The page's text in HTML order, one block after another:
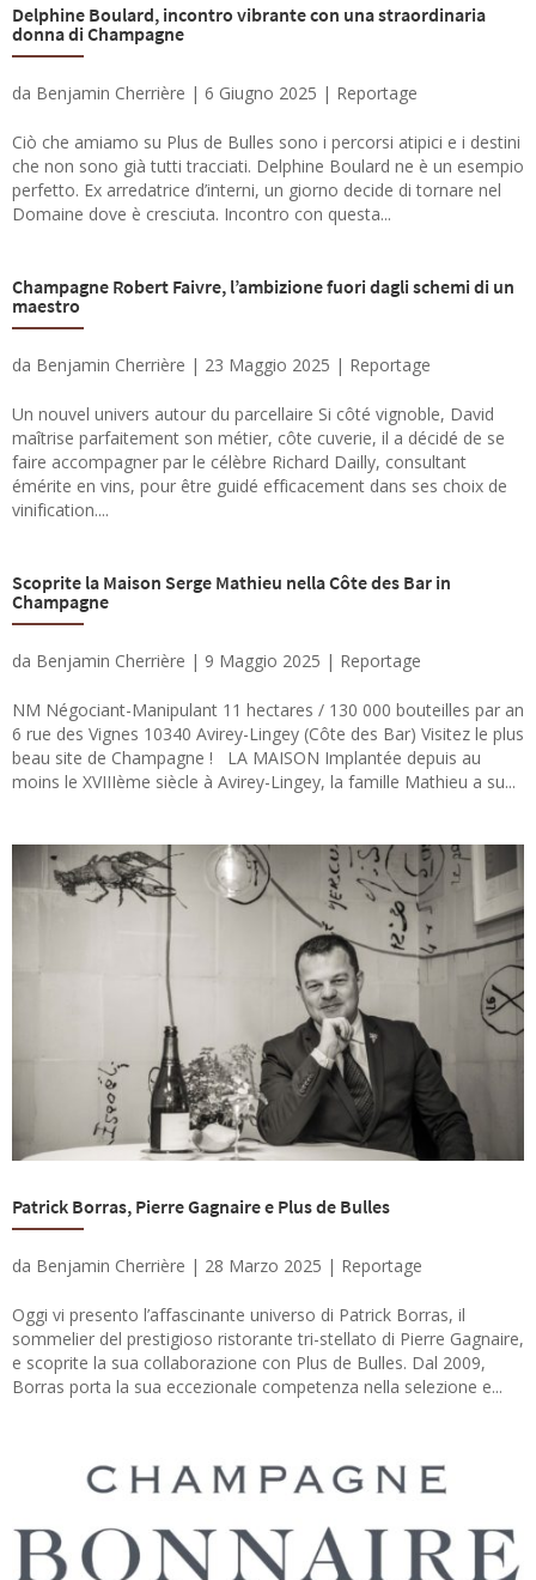
Delphine Boulard, incontro vibrante con una straordinaria
donna di Champagne
da Benjamin Cherrière | 6 Giugno 2025 | Reportage
Ciò che amiamo su Plus de Bulles sono i percorsi atipici e i destini
che non sono già tutti tracciati. Delphine Boulard ne è un esempio
perfetto. Ex arredatrice d’interni, un giorno decide di tornare nel
Domaine dove è cresciuta. Incontro con questa...
Champagne Robert Faivre, l’ambizione fuori dagli schemi di un
maestro
da Benjamin Cherrière | 23 Maggio 2025 | Reportage
Un nouvel univers autour du parcellaire Si côté vignoble, David
maîtrise parfaitement son métier, côte cuverie, il a décidé de se
faire accompagner par le célèbre Richard Dailly, consultant
émérite en vins, pour être guidé efficacement dans ses choix de
vinification....
Scoprite la Maison Serge Mathieu nella Côte des Bar in
Champagne
da Benjamin Cherrière | 9 Maggio 2025 | Reportage
NM Négociant-Manipulant 11 hectares / 130 000 bouteilles par an
6 rue des Vignes 10340 Avirey-Lingey (Côte des Bar) Visitez le plus
beau site de Champagne ! LA MAISON Implantée depuis au
moins le XVIIIème siècle à Avirey-Lingey, la famille Mathieu a su...
Patrick Borras, Pierre Gagnaire e Plus de Bulles
da Benjamin Cherrière | 28 Marzo 2025 | Reportage
Oggi vi presento l’affascinante universo di Patrick Borras, il
sommelier del prestigioso ristorante tri-stellato di Pierre Gagnaire,
e scoprite la sua collaborazione con Plus de Bulles. Dal 2009,
Borras porta la sua eccezionale competenza nella selezione e...